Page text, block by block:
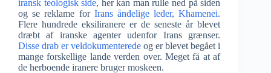
iransk teologisk side, her kan man rulle ned på siden
og se reklame forIrans åndelige leder, Khamenei.
Flere hundrede eksiliranere er de seneste år blevet
dræbt af iranske agenter udenfor Irans grænser.
Disse drab er veldokumenterede og er blevet begået i
mange forskellige lande verden over. Meget få at af
de herboende iranere bruger moskeen.